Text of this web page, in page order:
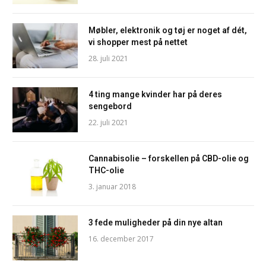
Møbler, elektronik og tøj er noget af dét,
vi shopper mest på nettet
28. juli 2021
4 ting mange kvinder har på deres
sengebord
22. juli 2021
Cannabisolie – forskellen på CBD-olie og
THC-olie
3. januar 2018
3 fede muligheder på din nye altan
16. december 2017